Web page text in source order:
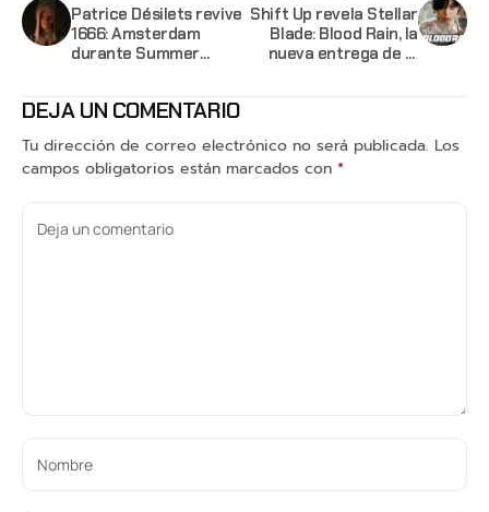
Patrice Désilets revive
1666: Amsterdam
durante Summer
Shift Up revela Stellar
Blade: Blood Rain, la
nueva entrega de la
DEJA UN COMENTARIO
Tu dirección de correo electrónico no será publicada. Los
campos obligatorios están marcados con *